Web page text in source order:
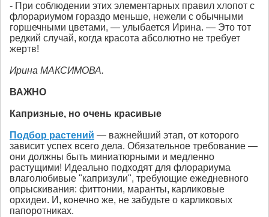
- При соблюдении этих элементарных правил хлопот с
флорариумом гораздо меньше, нежели с обычными
горшечными цветами, — улыбается Ирина. — Это тот
редкий случай, когда красота абсолютно не требует
жертв!
Ирина МАКСИМОВА.
ВАЖНО
Капризные, но очень красивые
Подбор растений — важнейший этап, от которого
зависит успех всего дела. Обязательное требование —
они должны быть миниатюрными и медленно
растущими! Идеально подходят для флорариума
влаголюбивые "капризули", требующие ежедневного
опрыскивания: фиттонии, маранты, карликовые
орхидеи. И, конечно же, не забудьте о карликовых
папоротниках.